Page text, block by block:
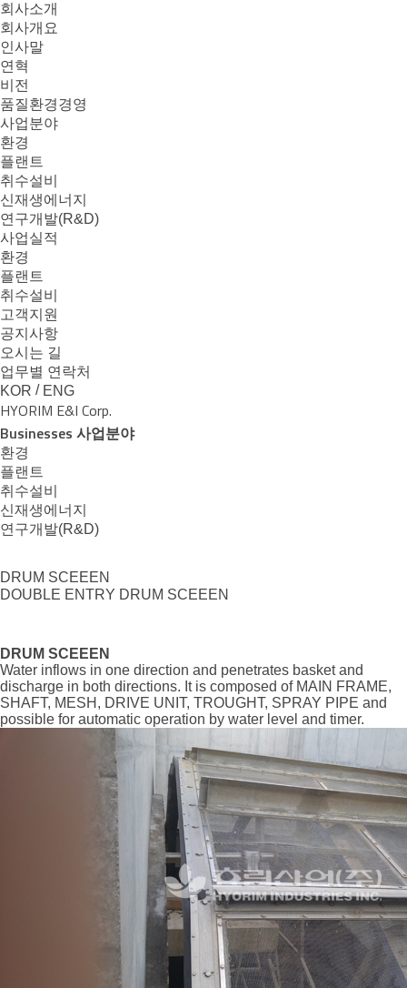
본문으로 바로가기
메뉴 바로가기
회사소개
회사개요
인사말
연혁
비전
품질환경경영
사업분야
환경
플랜트
취수설비
신재생에너지
연구개발(R&D)
사업실적
환경
플랜트
취수설비
고객지원
공지사항
오시는 길
업무별 연락처
KOR / ENG
HYORIM E&I Corp.
Businesses 사업분야
환경
플랜트
취수설비
신재생에너지
연구개발(R&D)
DRUM SCEEEN
DOUBLE ENTRY DRUM SCEEEN
DRUM SCEEEN
Water inflows in one direction and penetrates basket and
discharge in both directions. It is composed of MAIN FRAME,
SHAFT, MESH, DRIVE UNIT, TROUGHT, SPRAY PIPE and
possible for automatic operation by water level and timer.